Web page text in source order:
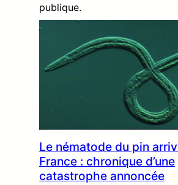
publique.
Le nématode du pin
France : chronique d’une
catastrophe annoncée